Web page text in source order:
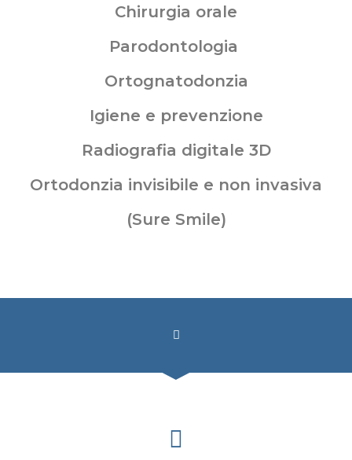
Chirurgia orale
Parodontologia
Ortognatodonzia
Igiene e prevenzione
Radiografia digitale 3D
Ortodonzia invisibile e non invasiva
(Sure Smile)